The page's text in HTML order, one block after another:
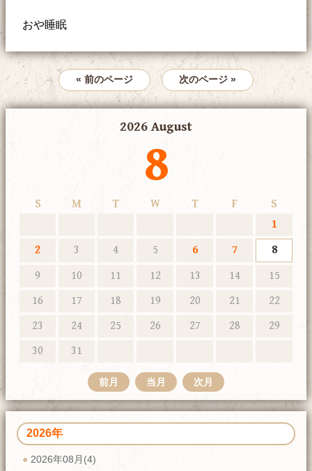
おや睡眠
« 前のページ 次のページ »
2026 August
8
S M T W T F
S
1
2
3 4 5 6 7
8
9
10 11 12 13 14
15
16
17 18 19 20 21
22
23
24 25 26 27 28
29
30
31
前月 当月 次月
2026年
2026年08月(4)